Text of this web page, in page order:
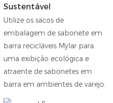
Sustentável
Utilize os sacos de
embalagem de sabonete em
barra recicláveis ​​​​Mylar para
uma exibição ecológica e
atraente de sabonetes em
barra em ambientes de varejo.